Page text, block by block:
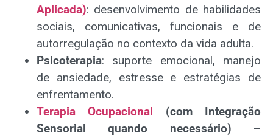
Aplicada): desenvolvimento de habilidades
sociais, comunicativas, funcionais e de
autorregulação no contexto da vida adulta.
Psicoterapia: suporte emocional, manejo
de ansiedade, estresse e estratégias de
enfrentamento.
Terapia Ocupacional (com Integração
Sensorial quando necessário) –